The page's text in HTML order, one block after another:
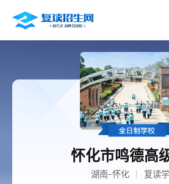
怀化市鸣德高
湖南-怀化 复读